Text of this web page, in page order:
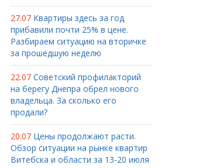
27.07 Квартиры здесь за год
прибавили почти 25% в цене.
Разбираем ситуацию на вторичке
за прошедшую неделю
22.07 Советский профилакторий
на берегу Днепра обрел нового
владельца. За сколько его
продали?
20.07 Цены продолжают расти.
Обзор ситуации на рынке квартир
Витебска и области за 13-20 июля